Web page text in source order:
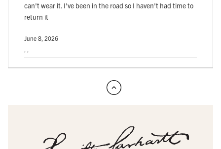
can't wear it. I've been in the road so I haven't had time to
return it
June 8, 2026